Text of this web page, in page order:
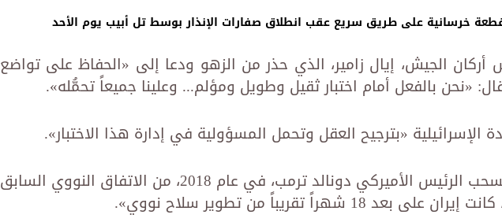
خرسانية على طريق سريع عقب انطلاق صفارات الإنذار بوسط تل أبيب يوم الأحد
أركان الجيش، إيال زامير، الذي حذر من الزهو ودعا إلى «الحفاظ على تواضع
«نحن بالفعل أمام اختبار ثقيل وطويل ومؤلم... وعلينا جميعاً تحمُّله».
الإسرائيلية «بترجيح العقل وتحمل المسؤولية في إدارة هذا الاختبار».
وأضاف: «عندما انسحب الرئيس الأميركي دونالد ترمب، في عام 2018، من الاتفاق النووي السابق
18 شهراً تقريباً من تطوير سلاح نووي».